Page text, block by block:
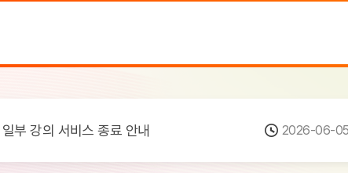
점검 안내(7월 24일 19:00 ~ 7월... 2026-07-
부 강의 서비스 종료 안내 2026-06-
대학의 원격강좌 현황 조사 안내(자주묻... 2026-04-